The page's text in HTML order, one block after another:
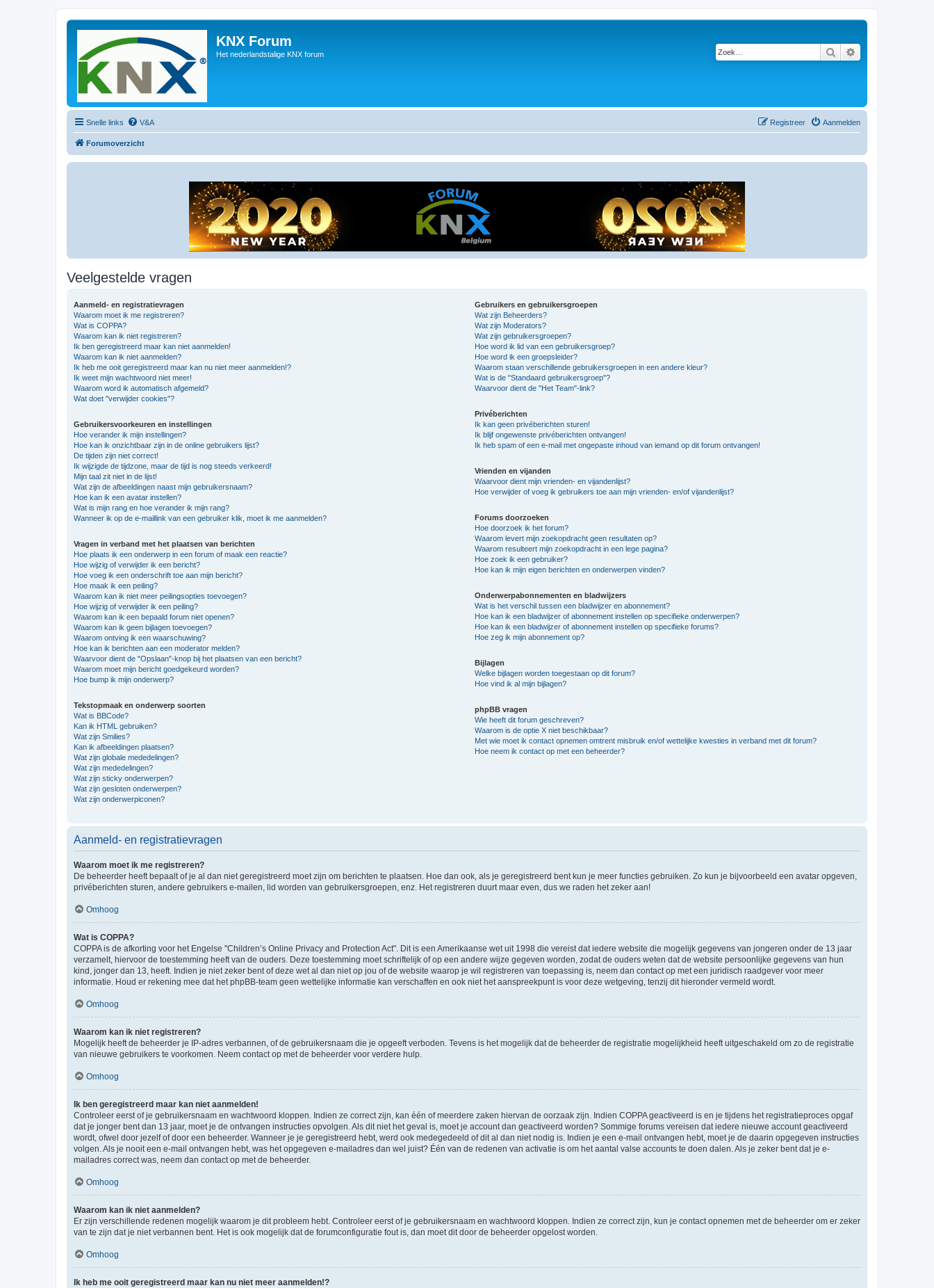
KNX Forum
Het nederlandstalige KNX forum Zoek
Snelle links V&A Aanmelden
Registreer
Forumoverzicht
Veelgestelde vragen
Aanmeld- en registratievragen
Waarom moet ik me registreren?
Wat is COPPA?
Waarom kan ik niet registreren?
Ik ben geregistreerd maar kan niet aanmelden!
Waarom kan ik niet aanmelden?
Ik heb me ooit geregistreerd maar kan nu niet meer aanmelden!?
Ik weet mijn wachtwoord niet meer!
Waarom word ik automatisch afgemeld?
Wat doet "verwijder cookies"?
Gebruikersvoorkeuren en instellingen
Hoe verander ik mijn instellingen?
Hoe kan ik onzichtbaar zijn in de online gebruikers lijst?
De tijden zijn niet correct!
Ik wijzigde de tijdzone, maar de tijd is nog steeds verkeerd!
Mijn taal zit niet in de lijst!
Wat zijn de afbeeldingen naast mijn gebruikersnaam?
Hoe kan ik een avatar instellen?
Wat is mijn rang en hoe verander ik mijn rang?
Wanneer ik op de e-maillink van een gebruiker klik, moet ik me aanmelden?
Vragen in verband met het plaatsen van berichten
Hoe plaats ik een onderwerp in een forum of maak een reactie?
Hoe wijzig of verwijder ik een bericht?
Hoe voeg ik een onderschrift toe aan mijn bericht?
Hoe maak ik een peiling?
Waarom kan ik niet meer peilingsopties toevoegen?
Hoe wijzig of verwijder ik een peiling?
Waarom kan ik een bepaald forum niet openen?
Waarom kan ik geen bijlagen toevoegen?
Waarom ontving ik een waarschuwing?
Hoe kan ik berichten aan een moderator melden?
Waarvoor dient de "Opslaan"-knop bij het plaatsen van een bericht?
Waarom moet mijn bericht goedgekeurd worden?
Hoe bump ik mijn onderwerp?
Tekstopmaak en onderwerp soorten
Wat is BBCode?
Kan ik HTML gebruiken?
Wat zijn Smilies?
Kan ik afbeeldingen plaatsen?
Wat zijn globale mededelingen?
Wat zijn mededelingen?
Wat zijn sticky onderwerpen?
Wat zijn gesloten onderwerpen?
Wat zijn onderwerpiconen?
Gebruikers en gebruikersgroepen
Wat zijn Beheerders?
Wat zijn Moderators?
Wat zijn gebruikersgroepen?
Hoe word ik lid van een gebruikersgroep?
Hoe word ik een groepsleider?
Waarom staan verschillende gebruikersgroepen in een andere kleur?
Wat is de "Standaard gebruikersgroep"?
Waarvoor dient de "Het Team"-link?
Privéberichten
Ik kan geen privéberichten sturen!
Ik blijf ongewenste privéberichten ontvangen!
Ik heb spam of een e-mail met ongepaste inhoud van iemand op dit forum ontvangen!
Vrienden en vijanden
Waarvoor dient mijn vrienden- en vijandenlijst?
Hoe verwijder of voeg ik gebruikers toe aan mijn vrienden- en/of vijandenlijst?
Forums doorzoeken
Hoe doorzoek ik het forum?
Waarom levert mijn zoekopdracht geen resultaten op?
Waarom resulteert mijn zoekopdracht in een lege pagina?
Hoe zoek ik een gebruiker?
Hoe kan ik mijn eigen berichten en onderwerpen vinden?
Onderwerpabonnementen en bladwijzers
Wat is het verschil tussen een bladwijzer en abonnement?
Hoe kan ik een bladwijzer of abonnement instellen op specifieke onderwerpen?
Hoe kan ik een bladwijzer of abonnement instellen op specifieke forums?
Hoe zeg ik mijn abonnement op?
Bijlagen
Welke bijlagen worden toegestaan op dit forum?
Hoe vind ik al mijn bijlagen?
phpBB vragen
Wie heeft dit forum geschreven?
Waarom is de optie X niet beschikbaar?
Met wie moet ik contact opnemen omtrent misbruik en/of wettelijke kwesties in verband met dit forum?
Hoe neem ik contact op met een beheerder?
Aanmeld- en registratievragen
Waarom moet ik me registreren?
De beheerder heeft bepaalt of je al dan niet geregistreerd moet zijn om berichten te plaatsen. Hoe dan ook, als je geregistreerd bent kun je meer functies gebruiken. Zo kun je bijvoorbeeld een avatar opgeven,
privéberichten sturen, andere gebruikers e-mailen, lid worden van gebruikersgroepen, enz. Het registreren duurt maar even, dus we raden het zeker aan!
Omhoog
Wat is COPPA?
COPPA is de afkorting voor het Engelse "Children’s Online Privacy and Protection Act". Dit is een Amerikaanse wet uit 1998 die vereist dat iedere website die mogelijk gegevens van jongeren onder de 13 jaar
verzamelt, hiervoor de toestemming heeft van de ouders. Deze toestemming moet schriftelijk of op een andere wijze gegeven worden, zodat de ouders weten dat de website persoonlijke gegevens van hun
kind, jonger dan 13, heeft. Indien je niet zeker bent of deze wet al dan niet op jou of de website waarop je wil registreren van toepassing is, neem dan contact op met een juridisch raadgever voor meer
informatie. Houd er rekening mee dat het phpBB-team geen wettelijke informatie kan verschaffen en ook niet het aanspreekpunt is voor deze wetgeving, tenzij dit hieronder vermeld wordt.
Omhoog
Waarom kan ik niet registreren?
Mogelijk heeft de beheerder je IP-adres verbannen, of de gebruikersnaam die je opgeeft verboden. Tevens is het mogelijk dat de beheerder de registratie mogelijkheid heeft uitgeschakeld om zo de registratie
van nieuwe gebruikers te voorkomen. Neem contact op met de beheerder voor verdere hulp.
Omhoog
Ik ben geregistreerd maar kan niet aanmelden!
Controleer eerst of je gebruikersnaam en wachtwoord kloppen. Indien ze correct zijn, kan één of meerdere zaken hiervan de oorzaak zijn. Indien COPPA geactiveerd is en je tijdens het registratieproces opgaf
dat je jonger bent dan 13 jaar, moet je de ontvangen instructies opvolgen. Als dit niet het geval is, moet je account dan geactiveerd worden? Sommige forums vereisen dat iedere nieuwe account geactiveerd
wordt, ofwel door jezelf of door een beheerder. Wanneer je je geregistreerd hebt, werd ook medegedeeld of dit al dan niet nodig is. Indien je een e-mail ontvangen hebt, moet je de daarin opgegeven instructies
volgen. Als je nooit een e-mail ontvangen hebt, was het opgegeven e-mailadres dan wel juist? Één van de redenen van activatie is om het aantal valse accounts te doen dalen. Als je zeker bent dat je e-
mailadres correct was, neem dan contact op met de beheerder.
Omhoog
Waarom kan ik niet aanmelden?
Er zijn verschillende redenen mogelijk waarom je dit probleem hebt. Controleer eerst of je gebruikersnaam en wachtwoord kloppen. Indien ze correct zijn, kun je contact opnemen met de beheerder om er zeker
van te zijn dat je niet verbannen bent. Het is ook mogelijk dat de forumconfiguratie fout is, dan moet dit door de beheerder opgelost worden.
Omhoog
Ik heb me ooit geregistreerd maar kan nu niet meer aanmelden!?